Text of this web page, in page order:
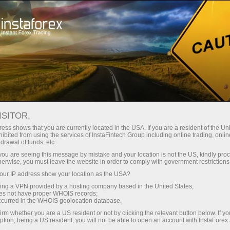
InstaForex bilan siz haqiqatan
ega bo‘lasiz: 1:5000 gacha kredit
yelkasi, bozordagi eng yaxshi
spred va komissiyalardan biri,
shuningdek aksiyalar va indekslar
bilan savdo qilish uchun qulay
shartlar.
Kichik
Har bir depozit uchun
30% bonus
Savdoda
va trassada tezlik
shows that you are currently located in the USA. If you are a resident of the
from using the services of InstaFintech Group including online trading,
of funds, etc.
are seeing this message by mistake and your location is not the US, kindly
you must leave the website in order to comply with government
IP address show your location as the USA?
a VPN provided by a hosting company based in the United States;
not have proper WHOIS records;
in the WHOIS geolocation database.
whether you are a US resident or not by clicking the relevant button below. If
being a US resident, you will not be able to open an account with InstaForex